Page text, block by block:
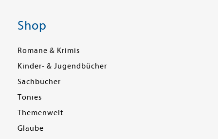
Shop
Romane & Krimis
Kinder- & Jugendbücher
Sachbücher
Tonies
Themenwelt
Glaube